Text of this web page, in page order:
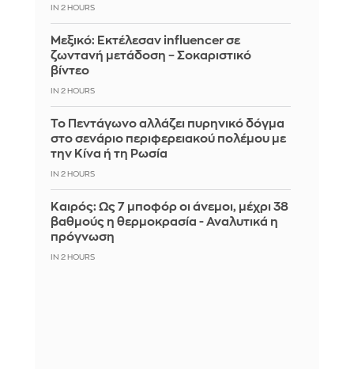
IN 2 HOURS
Μεξικό: Εκτέλεσαν influencer σε
ζωντανή μετάδοση – Σοκαριστικό
βίντεο
IN 2 HOURS
Το Πεντάγωνο αλλάζει πυρηνικό δόγμα
στο σενάριο περιφερειακού πολέμου με
την Κίνα ή τη Ρωσία
IN 2 HOURS
Καιρός: Ως 7 μποφόρ οι άνεμοι, μέχρι 38
βαθμούς η θερμοκρασία - Αναλυτικά η
πρόγνωση
IN 2 HOURS